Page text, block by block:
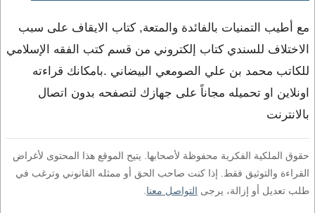
مع أطيب التمنيات بالفائدة والمتعة, كتاب الايقاف على سبب
الاختلاف للسندي كتاب إلكتروني من قسم كتب الفقه الإسلامي
للكاتب محمد بن علي الصومعي البيضاني .بامكانك قراءته
اونلاين او تحميله مجاناً على جهازك لتصفحه بدون اتصال
بالانترنت
حقوق الملكية الفكرية محفوظة لأصحابها. يتيح الموقع هذا المحتوى لأغراض
القراءة والتوثيق فقط. إذا كنت صاحب الحق أو ممثله القانوني وترغب في
طلب تعديل أو إزالة، يرجى التواصل معنا